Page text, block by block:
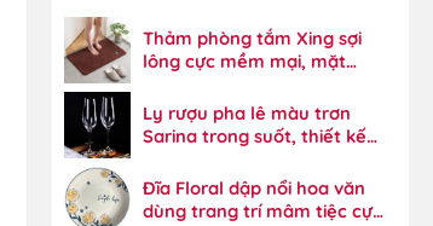
Thảm phòng tắm Xing sợi
lông cực mềm mại, mặt
Ly rượu pha lê màu trơn
Sarina trong suốt, thiết kế
Đĩa Floral dập nổi hoa văn
dùng trang trí mâm tiệc cực